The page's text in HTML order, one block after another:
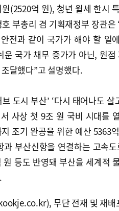
(2520억 원), 청년 월세 한시
부총리 겸 기획재정부 장관
전과 같이 국가가 해야 할 일
운 국가 채무 증가가 아닌, 원
달했다”고 설명했다.
도시 부산’ ‘다시 태어나도
사상 첫 9조 원 국비 시대를
조기 완공을 위한 예산 5363
부산신항을 연결하는 고속
원 등도 반영돼 부산을 세계적
무단 전재 및 재배